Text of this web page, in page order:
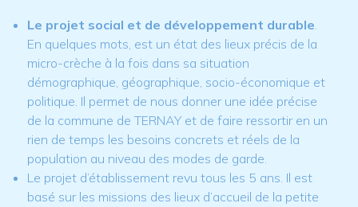
Le projet social et de développement durable.
En quelques mots, est un état des lieux précis de la
micro-crèche à la fois dans sa situation
démographique, géographique, socio-économique et
politique. Il permet de nous donner une idée précise
de la commune de TERNAY et de faire ressortir en un
rien de temps les besoins concrets et réels de la
population au niveau des modes de garde.
Le projet d’établissement revu tous les 5 ans. Il est
basé sur les missions des lieux d’accueil de la petite